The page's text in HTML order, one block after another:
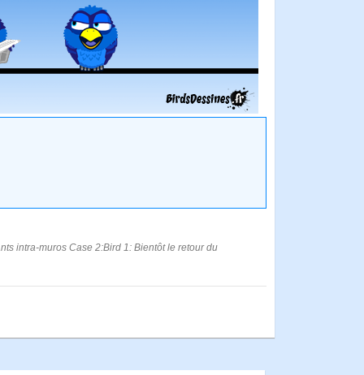
intra-muros Case 2:Bird 1: Bientôt le retour du